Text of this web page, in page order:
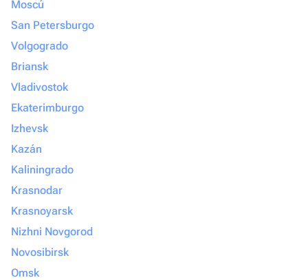
Moscú
San Petersburgo
Volgogrado
Briansk
Vladivostok
Ekaterimburgo
Izhevsk
Kazán
Kaliningrado
Krasnodar
Krasnoyarsk
Nizhni Novgorod
Novosibirsk
Omsk